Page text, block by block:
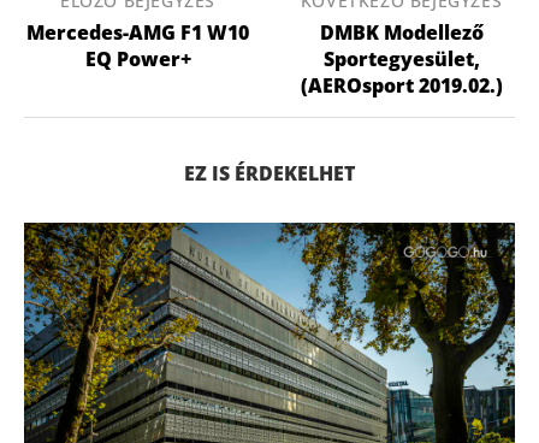
Mercedes-AMG F1 W10
EQ Power+
DMBK Modellező
Sportegyesület,
(AEROsport 2019.02.)
EZ IS ÉRDEKELHET